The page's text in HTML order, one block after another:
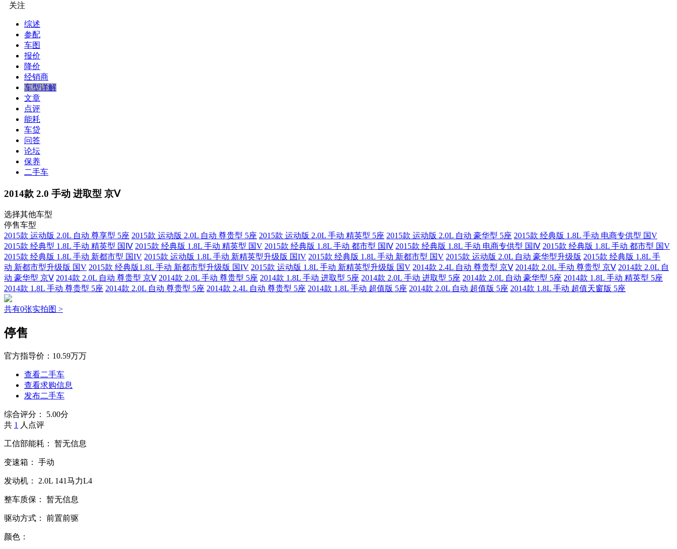
关注
综述
参配
车图
报价
降价
经销商
车型详解
文章
点评
能耗
车贷
问答
论坛
保养
二手车
2014款 2.0 手动 进取型 京Ⅴ
选择其他车型
停售车型
2015款 运动版 2.0L 自动 尊享型 5座 2015款 运动版 2.0L 自动 尊贵型 5座 2015款 运动版 2.0L 手动 精英型 5座 2015款 运动版 2.0L 自动 豪华型 5座 2015款 经典版 1.8L 手动 电商专供型 国V
2015款 经典型 1.8L 手动 精英型 国Ⅳ 2015款 经典版 1.8L 手动 精英型 国V 2015款 经典版 1.8L 手动 都市型 国Ⅳ 2015款 经典版 1.8L 手动 电商专供型 国Ⅳ 2015款 经典版 1.8L 手动 都市型 国V
2015款 经典版 1.8L 手动 新都市型 国IV 2015款 运动版 1.8L 手动 新精英型升级版 国IV 2015款 经典版 1.8L 手动 新都市型 国V 2015款 运动版 2.0L 自动 豪华型升级版 2015款 经典版 1.8L 手
动 新都市型升级版 国V 2015款 经典版1.8L 手动 新都市型升级版 国IV 2015款 运动版 1.8L 手动 新精英型升级版 国V 2014款 2.4L 自动 尊贵型 京Ⅴ 2014款 2.0L 手动 尊贵型 京Ⅴ 2014款 2.0L 自
动 豪华型 京Ⅴ 2014款 2.0L 自动 尊贵型 京Ⅴ 2014款 2.0L 手动 尊贵型 5座 2014款 1.8L 手动 进取型 5座 2014款 2.0L 手动 进取型 5座 2014款 2.0L 自动 豪华型 5座 2014款 1.8L 手动 精英型 5座
2014款 1.8L 手动 尊贵型 5座 2014款 2.0L 自动 尊贵型 5座 2014款 2.4L 自动 尊贵型 5座 2014款 1.8L 手动 超值版 5座 2014款 2.0L 自动 超值版 5座 2014款 1.8L 手动 超值天窗版 5座
共有0张实拍图 >
停售
官方指导价： 10.59万万
查看二手车
查看求购信息
发布二手车
综合评分：
5.00分
共 1 人点评
工信部能耗： 暂无信息
变速箱： 手动
发动机： 2.0L 141马力L4
整车质保： 暂无信息
驱动方式： 前置前驱
颜色：